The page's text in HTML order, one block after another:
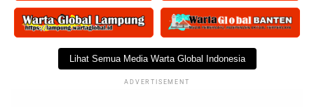
Lihat Semua Media Warta Global Indonesia
ADVERTISEMENT